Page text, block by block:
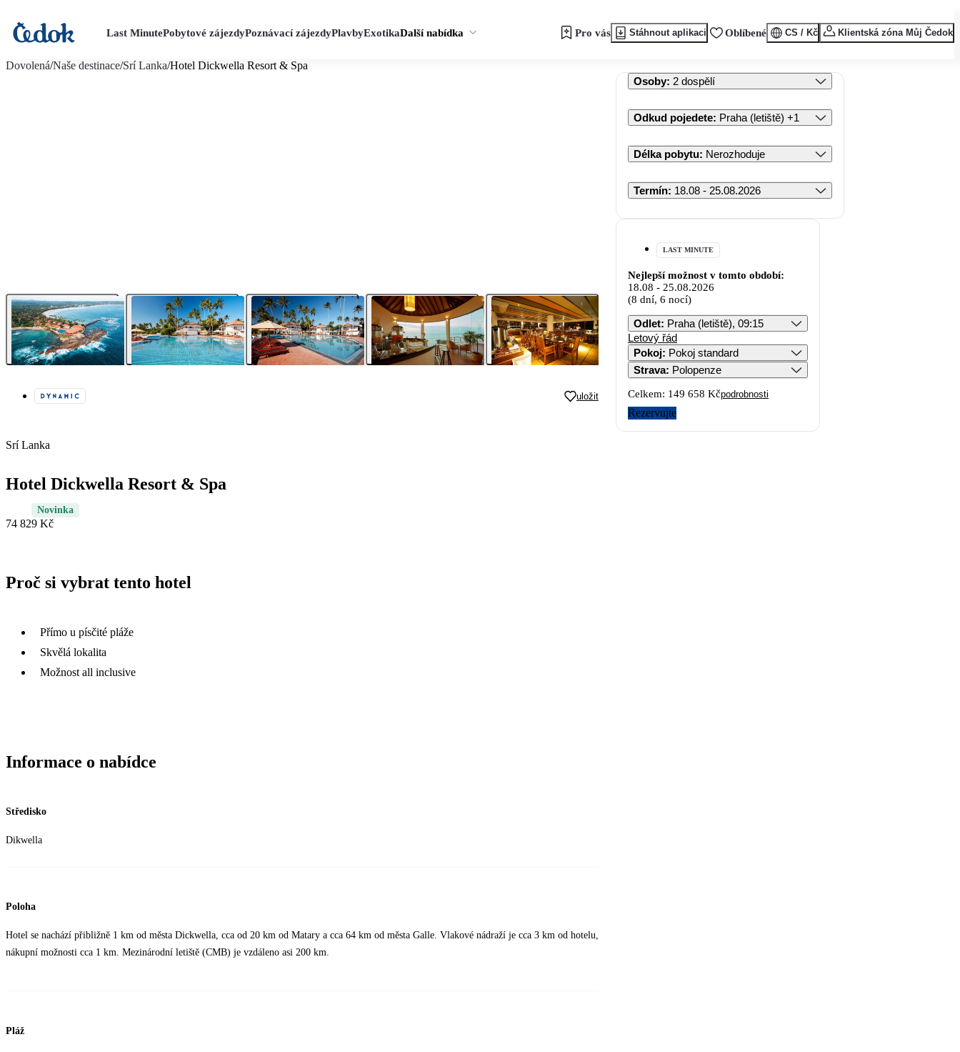
Last MinutePobytové zájezdyPoznávací zájezdyPlavbyExotikaDalší nabídka Pro vás Stáhnout aplikaci Oblíbené CS / Kč Klientská zóna Můj Čedok
Dovolená/Naše destinace/Srí Lanka/Hotel Dickwella Resort & Spa
uložit
Srí Lanka
Hotel Dickwella Resort & Spa
Novinka
74 829 Kč
Proč si vybrat tento hotel
Přímo u písčité pláže
Skvělá lokalita
Možnost all inclusive
Informace o nabídce
Středisko
Dikwella
Poloha
Hotel se nachází přibližně 1 km od města Dickwella, cca od 20 km od Matary a cca 64 km od města Galle. Vlakové nádraží je cca 3 km od hotelu,
nákupní možnosti cca 1 km. Mezinárodní letiště (CMB) je vzdáleno asi 200 km.
Pláž
Osoby: 2 dospělí
Odkud pojedete: Praha (letiště) +1
Délka pobytu: Nerozhoduje
Termín: 18.08 - 25.08.2026
LAST MINUTE
Nejlepší možnost v tomto období:
18.08 - 25.08.2026
(8 dní, 6 nocí)
Odlet: Praha (letiště), 09:15
Letový řád
Pokoj: Pokoj standard
Strava: Polopenze
Celkem: 149 658 Kčpodrobnosti
Rezervujte